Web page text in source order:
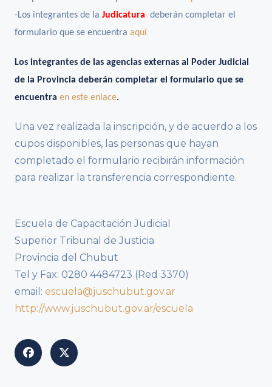
-Los integrantes de la Judicatura deberán completar el
formulario que se encuentra aquí
Los integrantes de las agencias externas al Poder Judicial
de la Provincia deberán completar el formulario que se
encuentra en este enlace.
Una vez realizada la inscripción, y de acuerdo a los
cupos disponibles, las personas que hayan
completado el formulario recibirán información
para realizar la transferencia correspondiente.
Escuela de Capacitación Judicial
Superior Tribunal de Justicia
Provincia del Chubut
Tel y Fax: 0280 4484723 (Red 3370)
email: escuela@juschubut.gov.ar
http://www.juschubut.gov.ar/escuela